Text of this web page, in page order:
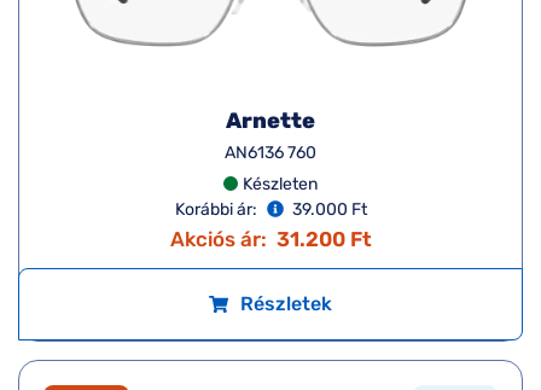
Arnette
AN6136 760
Készleten
Korábbi ár:
39.000 Ft
Akciós ár: 31.200 Ft
Részletek